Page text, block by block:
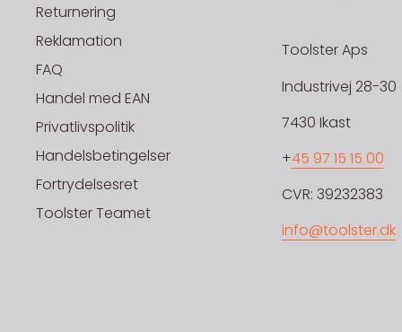
Returnering
Reklamation
FAQ
Handel med EAN
Privatlivspolitik
Handelsbetingelser
Fortrydelsesret
Toolster Teamet
Toolster Aps
Industrivej 28-30
7430 Ikast
+45 97 15 15 00
CVR: 39232383
info@toolster.dk